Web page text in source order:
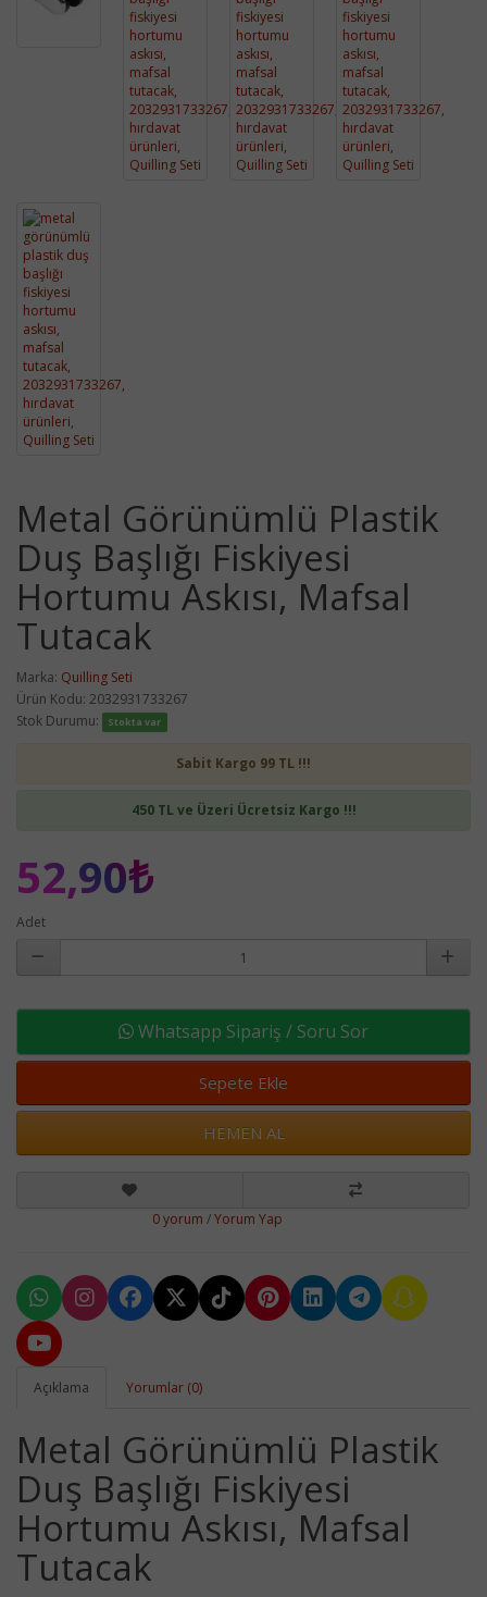
Metal Görünümlü Plastik
Duş Başlığı Fiskiyesi
Hortumu Askısı, Mafsal
Tutacak
Marka: Quilling Seti
Ürün Kodu: 2032931733267
Stok Durumu:
Stokta var
Sabit Kargo 99 TL !!!
450 TL ve Üzeri Ücretsiz Kargo !!!
52,90₺
Adet
Whatsapp Sipariş / Soru Sor
Sepete Ekle
HEMEN AL
0 yorum /Yorum Yap
Açıklama Yorumlar (0)
Metal Görünümlü Plastik
Duş Başlığı Fiskiyesi
Hortumu Askısı, Mafsal
Tutacak